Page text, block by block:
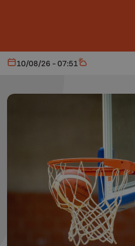
Aujourd'hui
10/08/26 - 07:51 Météo